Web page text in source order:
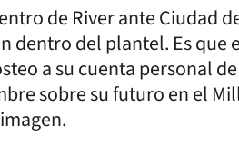
de River ante Ciudad
dentro del plantel. Es que
a su cuenta personal
sobre su futuro en el